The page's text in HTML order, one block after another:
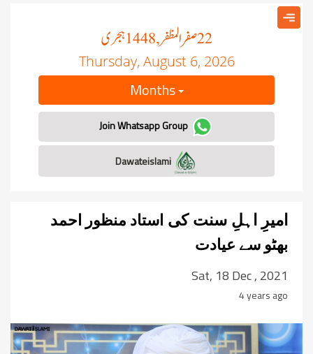
22صفر المظفر, 1448 ہجری
Thursday, August 6, 2026
Months
Join Whatsapp Group
امیرِ اہلِ سنت کی استاد منظور احمد
بھٹوسے عیادت
Sat, 18 Dec , 2021
4 years ago